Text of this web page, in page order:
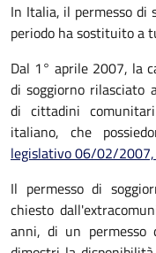
In Italia, il permesso di
periodo ha sostituito a
Dal 1° aprile 2007, la
di soggiorno rilasciato
di cittadini
italiano, che
legislativo 06/02/
Il permesso di
chiesto
anni, di un permesso